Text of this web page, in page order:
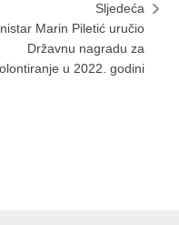
Sljedeća
Marin Piletić uručio
Državnu nagradu za
u 2022. godini